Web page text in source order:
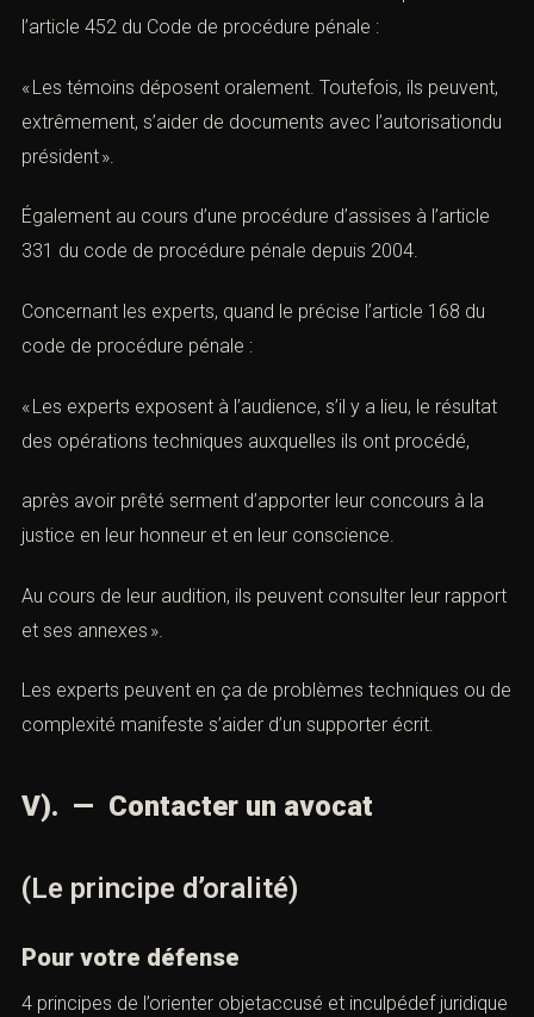
l’article 452 du Code de procédure pénale :
« Les témoins déposent oralement. Toutefois, ils peuvent,
extrêmement, s’aider de documents avec l’autorisationdu
président ».
Également au cours d’une procédure d’assises à l’article
331 du code de procédure pénale depuis 2004.
Concernant les experts, quand le précise l’article 168 du
code de procédure pénale :
« Les experts exposent à l’audience, s’il y a lieu, le résultat
des opérations techniques auxquelles ils ont procédé,
après avoir prêté serment d’apporter leur concours à la
justice en leur honneur et en leur conscience.
Au cours de leur audition, ils peuvent consulter leur rapport
et ses annexes ».
Les experts peuvent en ça de problèmes techniques ou de
complexité manifeste s’aider d’un supporter écrit.
V). — Contacter un avocat
(Le principe d’oralité)
Pour votre défense
4 principes de l’orienter objetaccusé et inculpédef juridique